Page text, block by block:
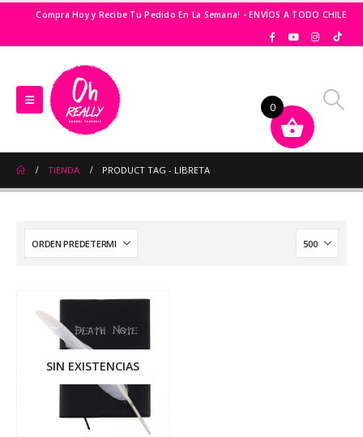
Compra Hoy y Recibe Tu Pedido En La Semana! - ENVÍOS A TODO CHILE
TIENDA PRODUCT TAG - LIBRETA
SIN EXISTENCIAS
0